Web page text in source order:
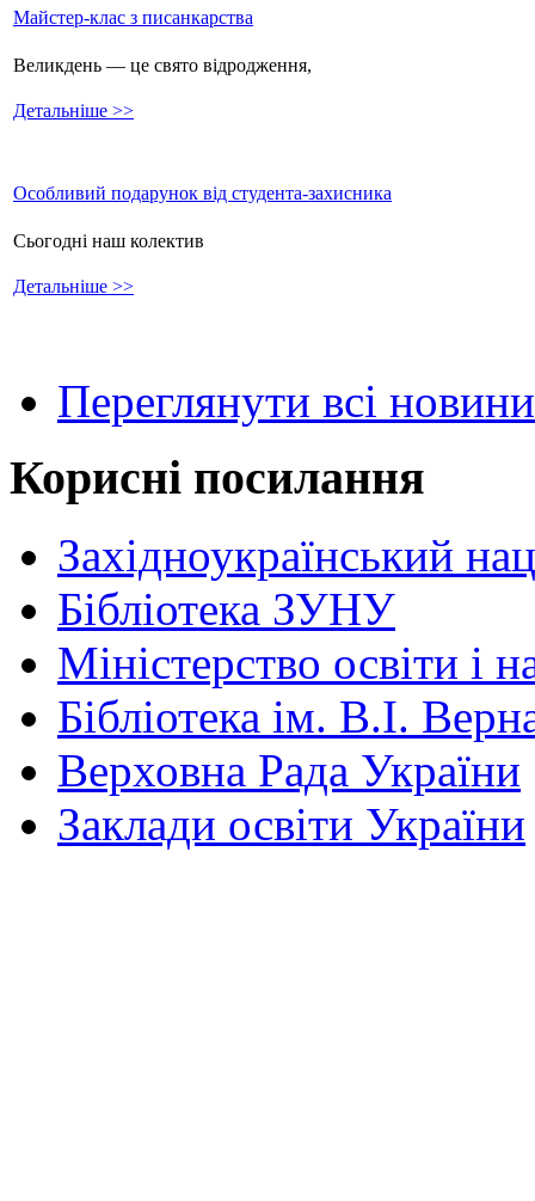
Майстер-клас з писанкарства
Великдень — це свято відродження,
Детальніше >>
Особливий подарунок від студента-захисника
Сьогодні наш колектив
Детальніше >>
Переглянути всі новини
Корисні посилання
Західноукраїнський
Бібліотека ЗУНУ
Міністерство освіти і
Бібліотека ім. В.І.
Верховна Рада України
Заклади освіти України